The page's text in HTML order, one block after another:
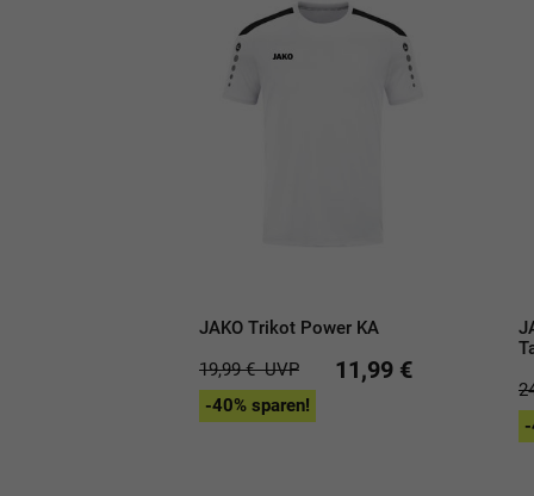
JAKO Trikot Power KA
19,99 €UVP 11,99 €
-40% sparen!